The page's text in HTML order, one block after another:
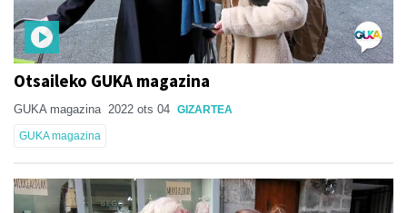
Otsaileko GUKA magazina
GUKA magazina 2022 ots 04 GIZARTEA
GUKA magazina